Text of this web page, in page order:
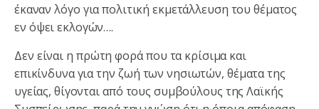
έκαναν λόγο για πολιτική εκμετάλλευση του θέματος
εν όψει εκλογών….
Δεν είναι η πρώτη φορά που τα κρίσιμα και
επικίνδυνα για την ζωή των νησιωτών, θέματα της
υγείας, θίγονται από τους συμβούλους της Λαϊκής